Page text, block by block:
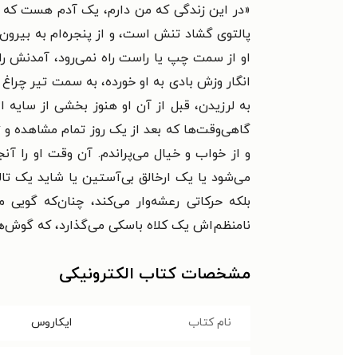
«در این زندگی که من دارم، یک آدم هست که
پالتوی گشاد تنش است، و از پنجره‌ام به
او از سمت چپ یا راست راه نمی‌رود، آمدنش
انگار وزش بادی به او خورده، به سمت تیر
به لرزیدن، قبل از آن او هنوز بخشی از
گاهی‌وقت‌ها که بعد از یک روز تمام مشاهده و
و از خواب و خیال می‌پراندم. آن وقت او را
می‌شود یا یک ارخالق بی‌آستین یا شاید یک
بلکه حرکاتی رعشه‌وار می‌کند، چنان‌که
نامنظم‌اش یک کلاه باسکی می‌گذارد، که
مشخصات کتاب الکترونیکی
نام کتاب ایکاروس